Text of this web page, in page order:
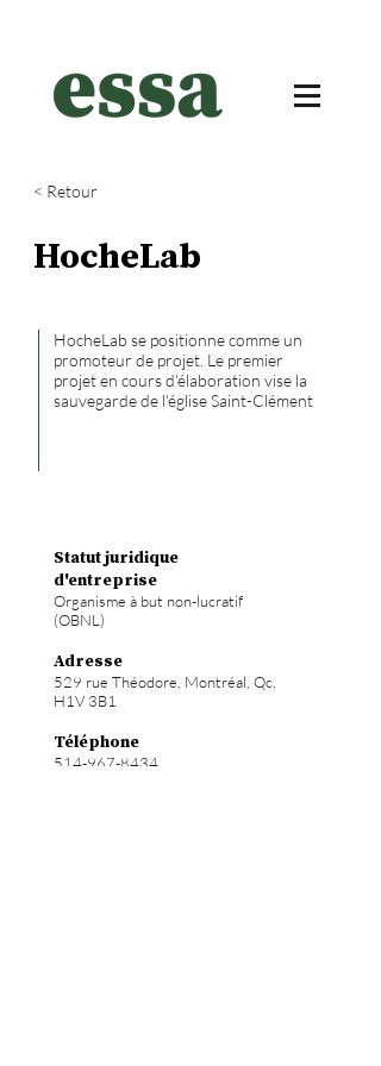
< Retour
HocheLab
HocheLab se positionne comme un
promoteur de projet. Le premier
projet en cours d'élaboration vise la
sauvegarde de l'église Saint-Clément
Statut juridique
d'entreprise
Organisme à but non-lucratif
(OBNL)
Adresse
529 rue Théodore, Montréal, Qc,
H1V 3B1
Téléphone
514-967-8434